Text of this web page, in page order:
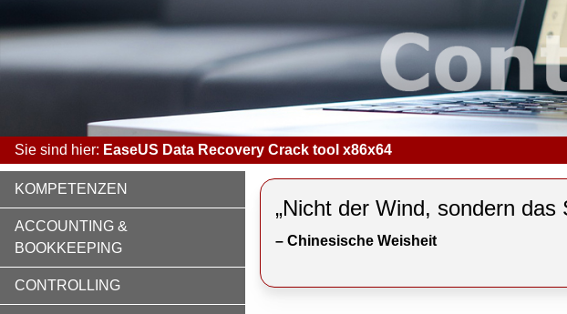
Sie sind hier: EaseUS Data Recovery Crack tool x86x64
KOMPETENZEN
ACCOUNTING &
BOOKKEEPING
CONTROLLING
„Nicht der Wind, sondern
– Chinesische Weisheit